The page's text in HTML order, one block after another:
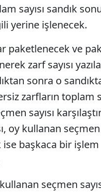
sayısı sandık
yerine işlenecek.
paketlenecek ve
zarf sayısı
sonra o
zarfların toplam
sayısı
oy kullanan seçmen
ise başkaca bir işlem
seçmen